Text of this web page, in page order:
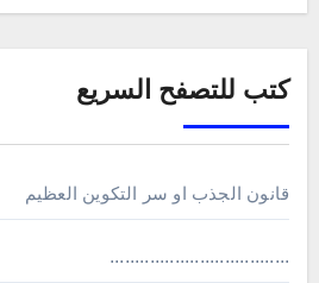
كتب للتصفح السريع
قانون الجذب او سر التكوين العظيم
....................................